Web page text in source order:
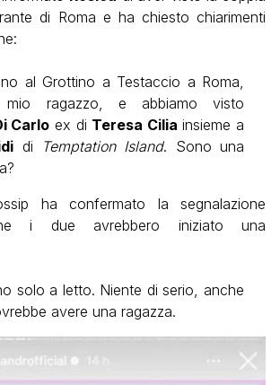
di Roma e ha chiesto chiarimenti
al Grottino a Testaccio a Roma,
mio ragazzo, e abbiamo visto
Carlo ex di Teresa Cilia insieme a
di Temptation Island. Sono una
ha confermato la segnalazione
i due avrebbero iniziato una
solo a letto. Niente di serio, anche
avere una ragazza.